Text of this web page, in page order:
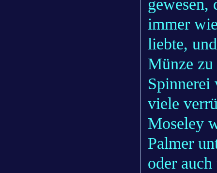
gewesen,
immer
liebte,
Münze
viele
Moseley
Palmer
oder